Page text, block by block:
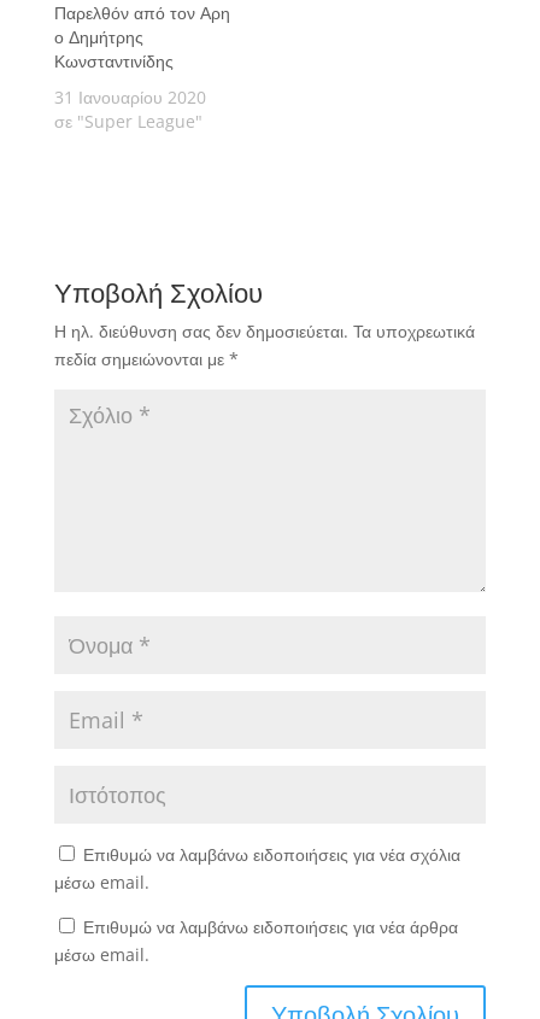
Παρελθόν από τον Αρη
ο Δημήτρης
Κωνσταντινίδης
31 Ιανουαρίου 2020
σε "Super League"
Υποβολή Σχολίου
Η ηλ. διεύθυνση σας δεν δημοσιεύεται. Τα υποχρεωτικά
πεδία σημειώνονται με *
Επιθυμώ να λαμβάνω ειδοποιήσεις για νέα σχόλια
μέσω email.
Επιθυμώ να λαμβάνω ειδοποιήσεις για νέα άρθρα
μέσω email.